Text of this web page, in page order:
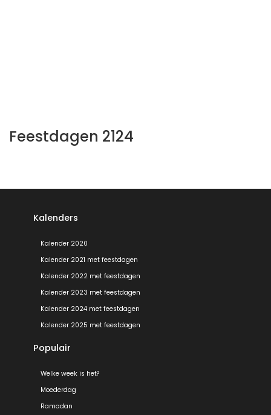
Feestdagen 2124
Kalenders
Kalender 2020
Kalender 2021 met feestdagen
Kalender 2022 met feestdagen
Kalender 2023 met feestdagen
Kalender 2024 met feestdagen
Kalender 2025 met feestdagen
Populair
Welke week is het?
Moederdag
Ramadan